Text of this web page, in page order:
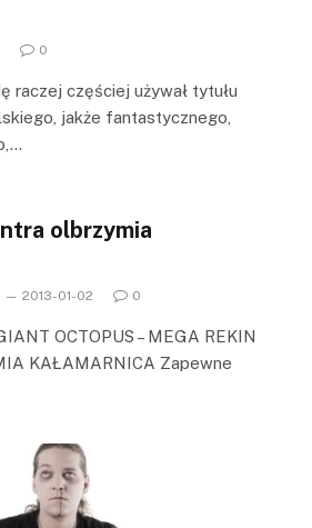
0
raczej częściej używał tytułu
jakże fantastycznego,
olbrzymia
2013-01-02 0
OCTOPUS – MEGA REKIN
KAŁAMARNICA Zapewne